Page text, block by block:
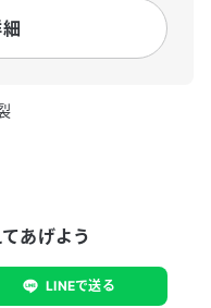
が出来るように
デザイン研究科に
取得。
あげよう
LINEで送る